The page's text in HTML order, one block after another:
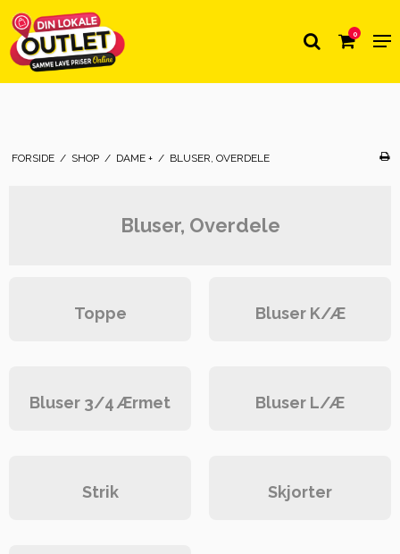
0
FORSIDE / SHOP / DAME + / BLUSER, OVERDELE
Bluser, Overdele
Toppe Bluser K/Æ
Bluser 3/4 Ærmet Bluser L/Æ
Strik Skjorter